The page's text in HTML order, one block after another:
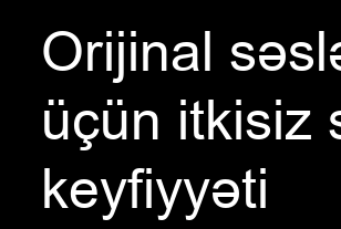
Orijinal
üçün itkisiz
keyfiyyəti